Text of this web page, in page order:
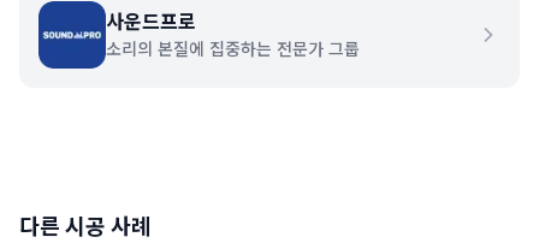
사운드프로
소리의 본질에 집중하는 전문가 그룹
다른 시공 사례